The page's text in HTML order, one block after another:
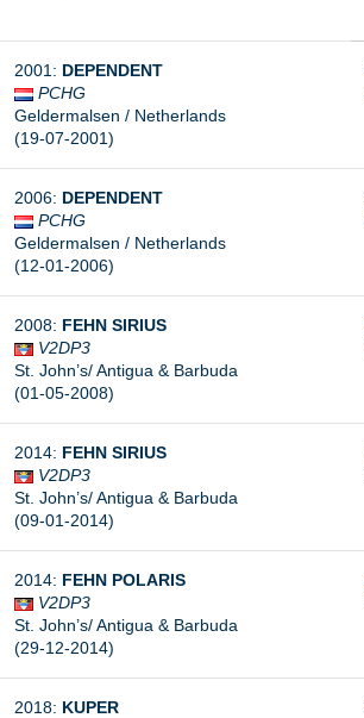
2001: DEPENDENT
PCHG
Geldermalsen / Netherlands
(19-07-2001)
2006: DEPENDENT
PCHG
Geldermalsen / Netherlands
(12-01-2006)
2008: FEHN SIRIUS
V2DP3
St. John’s/ Antigua & Barbuda
(01-05-2008)
2014: FEHN SIRIUS
V2DP3
St. John’s/ Antigua & Barbuda
(09-01-2014)
2014: FEHN POLARIS
V2DP3
St. John’s/ Antigua & Barbuda
(29-12-2014)
2018: KUPER